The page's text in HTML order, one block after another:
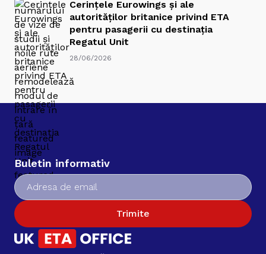
Cerințele Eurowings și ale
autorităților britanice privind ETA
pentru pasagerii cu destinația
Regatul Unit
28/06/2026
Buletin informativ
Trimite